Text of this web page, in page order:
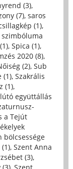
(3),
(7), saros
(1),
szimbóluma
, Spica (1),
2020 (8),
(2), Sub
(1), Szakrális
(1),
együttállás
a Tejút
bölcsessége
, Szent Anna
(3),